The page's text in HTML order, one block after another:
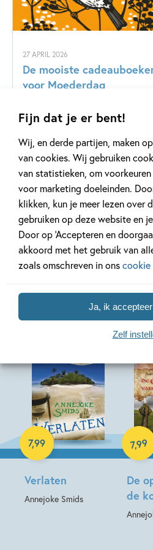
Fijn dat je er bent!
Wij, en derde partijen, maken
van cookies. Wij gebruiken
van statistieken, om
voor marketing doeleinden.
klikken, kun je meer lezen over
gebruiken op deze website en
Door op ‘Accepteren en
akkoord met het gebruik van
zoals omschreven in onscookie
Ja, ik
Zelf
27 APRIL 2026
De mooiste
voor Moederdag
Bekijk alle
Verlaten
Annejoke Smids
7,99
E-book
De
de
7,99
E-